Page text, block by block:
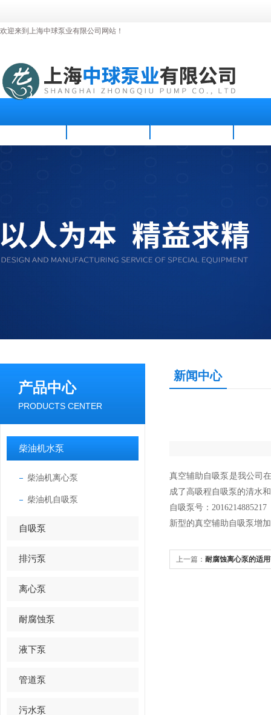
欢迎来到上海中球泵业有限公司网站！
产品中心
PRODUCTS CENTER
柴油机水泵
柴油机离心泵
柴油机自吸泵
自吸泵
排污泵
离心泵
耐腐蚀泵
液下泵
管道泵
污水泵
新闻中心
真空辅助自吸泵是我公司
成了高吸程自吸泵的清水
自吸泵号：2016214885217
新型的真空辅助自吸泵增
上一篇： 耐腐蚀离心泵的适